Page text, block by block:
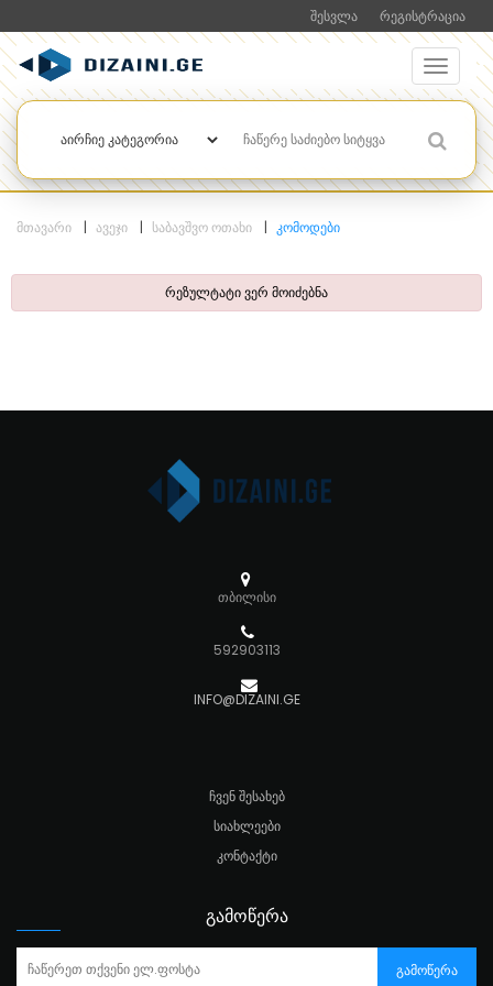
ᲨᲔᲡᲕᲚᲐ ᲠᲔᲒᲘᲡᲢᲠᲐᲪᲘᲐ
ᲛᲗᲐᲕᲐᲠᲘ ᲐᲕᲔᲯᲘ ᲡᲐᲑᲐᲕᲨᲕᲝ ᲝᲗᲐᲮᲘ ᲙᲝᲛᲝᲓᲔᲑᲘ
რეზულტატი ვერ მოიძებნა
თბილისი
592903113
INFO@DIZAINI.GE
ᲩᲕᲔᲜ ᲨᲔᲡᲐᲮᲔᲑ
ᲡᲘᲐᲮᲚᲔᲔᲑᲘ
ᲙᲝᲜᲢᲐᲥᲢᲘ
ᲒᲐᲛᲝᲬᲔᲠᲐ
ᲒᲐᲛᲝᲬᲔᲠᲐ